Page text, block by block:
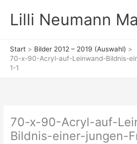
Inhalt
springen
Lilli Neumann
Start
Bilder 2012 – 2019 (Auswahl)
70-x-90-Acryl-auf-Leinwand-Bildnis-
1-1
70-x-90-Acryl-auf-
Bildnis-einer-jungen-